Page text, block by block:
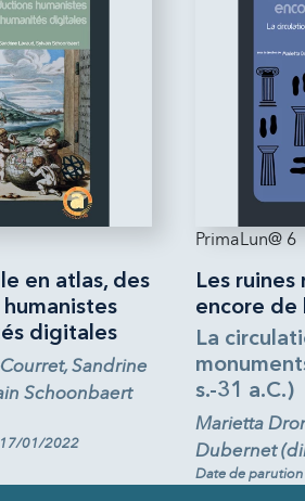
en atlas, des
digitales
Sandrine
Schoonbaert
01/2022
PrimaLun@ 6
Les ruines
encore de
La
s.-31 a.C.)
Marietta
Dubernet
Date de